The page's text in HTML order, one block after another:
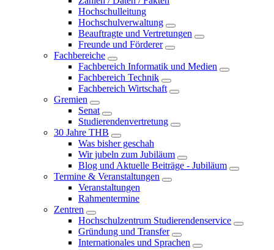
Hochschulleitung
Hochschulverwaltung
Beauftragte und Vertretungen
Freunde und Förderer
Fachbereiche
Fachbereich Informatik und Medien
Fachbereich Technik
Fachbereich Wirtschaft
Gremien
Senat
Studierendenvertretung
30 Jahre THB
Was bisher geschah
Wir jubeln zum Jubiläum
Blog und Aktuelle Beiträge - Jubiläum
Termine & Veranstaltungen
Veranstaltungen
Rahmentermine
Zentren
Hochschulzentrum Studierendenservice
Gründung und Transfer
Internationales und Sprachen